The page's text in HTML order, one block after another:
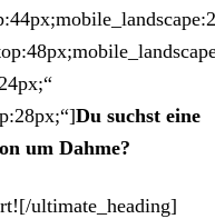
Du suchst eine
um Dahme?
ultimate_heading]